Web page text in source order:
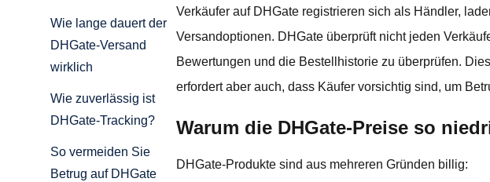
Wie lange dauert der
DHGate-Versand
wirklich
Wie zuverlässig ist
DHGate-Tracking?
So vermeiden Sie
Betrug auf DHGate
Verkäufer auf DHGate registrieren sich als Händler,
Versandoptionen. DHGate überprüft nicht jeden
Bewertungen und die Bestellhistorie zu überprüfen.
erfordert aber auch, dass Käufer vorsichtig sind, um
Warum die DHGate-Preise so
DHGate-Produkte sind aus mehreren Gründen billig: